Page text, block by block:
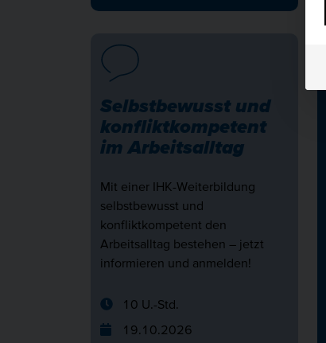
Selbstbewusst und
konfliktkompetent
im Arbeitsalltag
Mit einer IHK-Weiterbildung
selbstbewusst und
konfliktkompetent den
Arbeitsalltag bestehen – jetzt
informieren und anmelden!
10 U.-Std.
19.10.2026